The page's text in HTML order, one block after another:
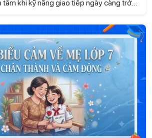
tâm khi kỹ năng giao tiếp ngày càng trở
đổi, giao tiếp còn góp phần xây dựng
đẹp và phát triển nhiều kỹ năng cần
là Giỏi tìm hiểu trong bài viết dưới đây.